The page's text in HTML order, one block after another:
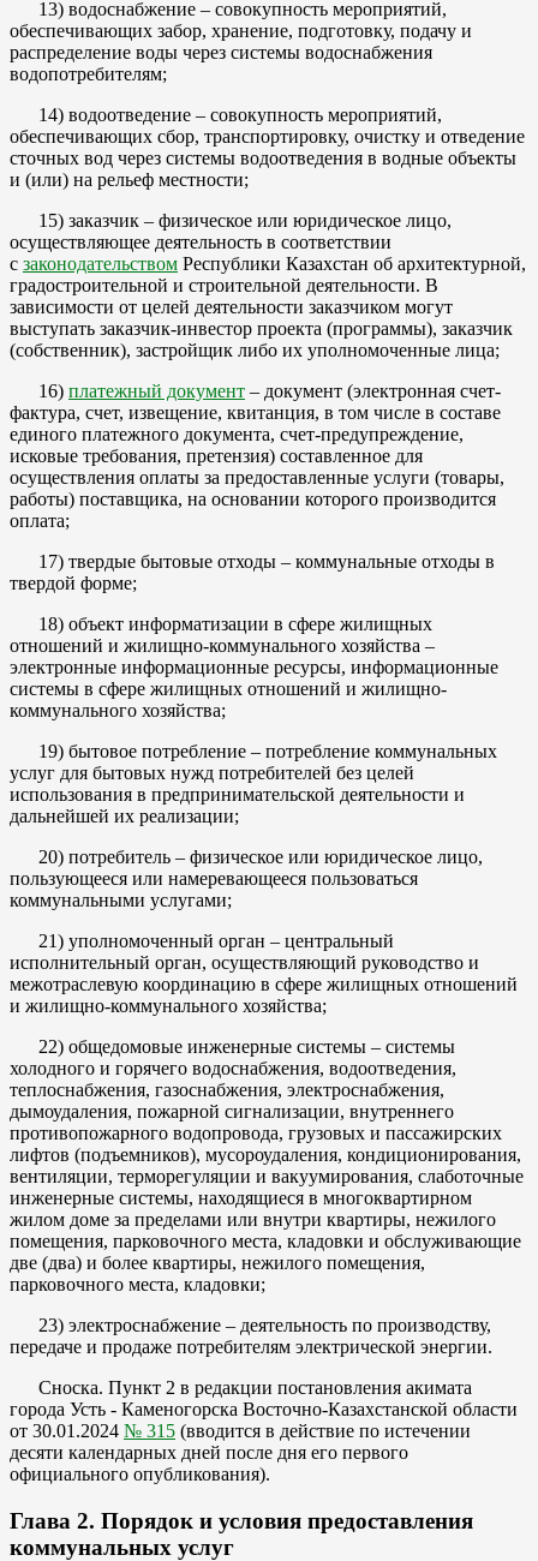
13) водоснабжение – совокупность мероприятий,
обеспечивающих забор, хранение, подготовку, подачу и
распределение воды через системы водоснабжения
водопотребителям;
14) водоотведение – совокупность мероприятий,
обеспечивающих сбор, транспортировку, очистку и отведение
сточных вод через системы водоотведения в водные объекты
и (или) на рельеф местности;
15) заказчик – физическое или юридическое лицо,
осуществляющее деятельность в соответствии
с законодательством Республики Казахстан об архитектурной,
градостроительной и строительной деятельности. В
зависимости от целей деятельности заказчиком могут
выступать заказчик-инвестор проекта (программы), заказчик
(собственник), застройщик либо их уполномоченные лица;
16) платежный документ – документ (электронная счет-
фактура, счет, извещение, квитанция, в том числе в составе
единого платежного документа, счет-предупреждение,
исковые требования, претензия) составленное для
осуществления оплаты за предоставленные услуги (товары,
работы) поставщика, на основании которого производится
оплата;
17) твердые бытовые отходы – коммунальные отходы в
твердой форме;
18) объект информатизации в сфере жилищных
отношений и жилищно-коммунального хозяйства –
электронные информационные ресурсы, информационные
системы в сфере жилищных отношений и жилищно-
коммунального хозяйства;
19) бытовое потребление – потребление коммунальных
услуг для бытовых нужд потребителей без целей
использования в предпринимательской деятельности и
дальнейшей их реализации;
20) потребитель – физическое или юридическое лицо,
пользующееся или намеревающееся пользоваться
коммунальными услугами;
21) уполномоченный орган – центральный
исполнительный орган, осуществляющий руководство и
межотраслевую координацию в сфере жилищных отношений
и жилищно-коммунального хозяйства;
22) общедомовые инженерные системы – системы
холодного и горячего водоснабжения, водоотведения,
теплоснабжения, газоснабжения, электроснабжения,
дымоудаления, пожарной сигнализации, внутреннего
противопожарного водопровода, грузовых и пассажирских
лифтов (подъемников), мусороудаления, кондиционирования,
вентиляции, терморегуляции и вакуумирования, слаботочные
инженерные системы, находящиеся в многоквартирном
жилом доме за пределами или внутри квартиры, нежилого
помещения, парковочного места, кладовки и обслуживающие
две (два) и более квартиры, нежилого помещения,
парковочного места, кладовки;
23) электроснабжение – деятельность по производству,
передаче и продаже потребителям электрической энергии.
Сноска. Пункт 2 в редакции постановления акимата
города Усть - Каменогорска Восточно-Казахстанской области
от 30.01.2024 № 315 (вводится в действие по истечении
десяти календарных дней после дня его первого
официального опубликования).
Глава 2. Порядок и условия предоставления
коммунальных услуг